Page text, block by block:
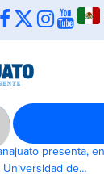
presenta,
Universidad de…